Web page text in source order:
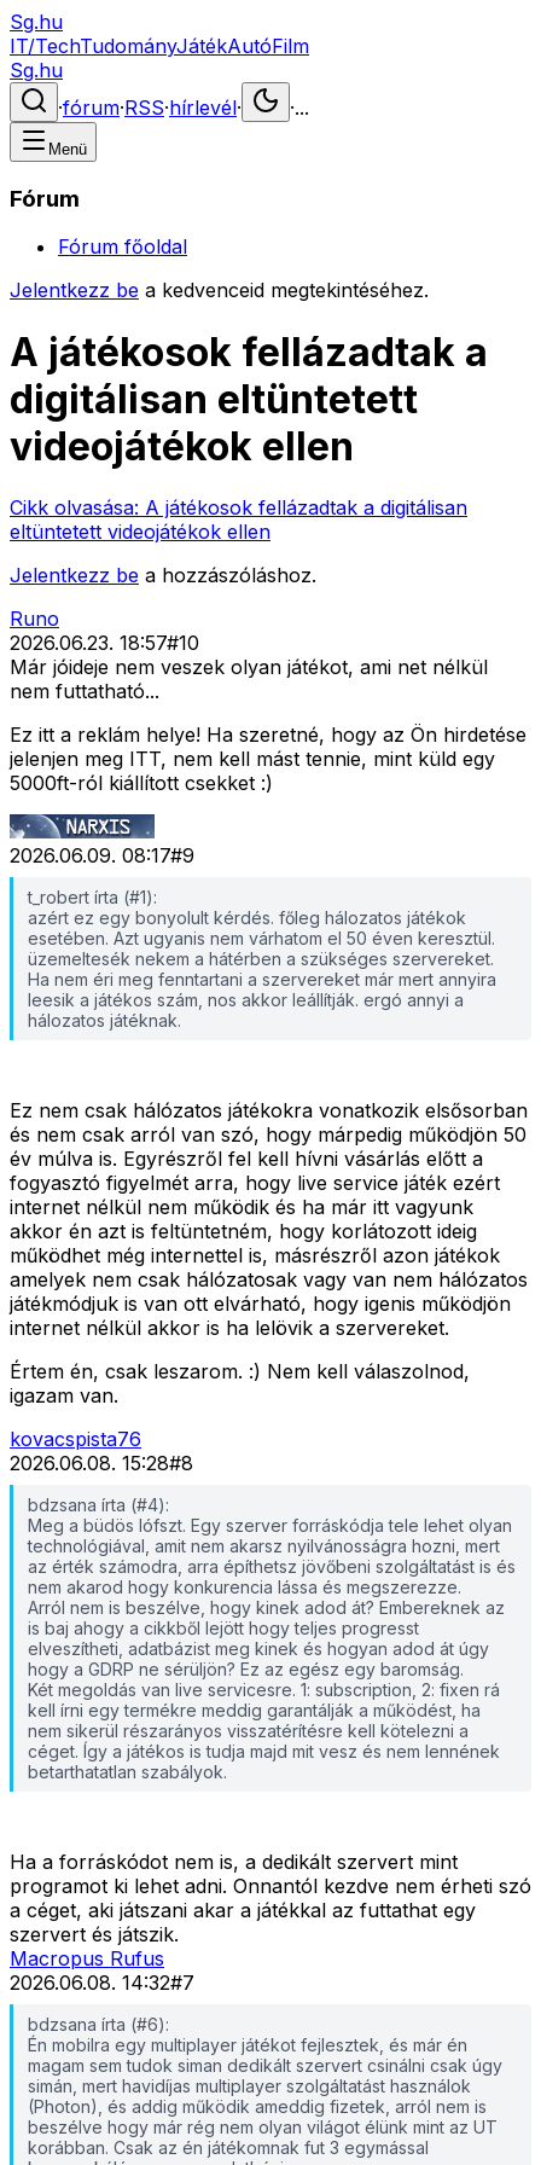
Sg.hu
IT/TechTudományJátékAutóFilm
Sg.hu
·fórum·RSS·hírlevél· ·...
Menü
Fórum
Fórum főoldal
Jelentkezz be a kedvenceid megtekintéséhez.
A játékosok fellázadtak a
digitálisan eltüntetett
videojátékok ellen
Cikk olvasása: A játékosok fellázadtak a digitálisan
eltüntetett videojátékok ellen
Jelentkezz be a hozzászóláshoz.
Runo
2026.06.23. 18:57#10
Már jóideje nem veszek olyan játékot, ami net nélkül
nem futtatható...
Ez itt a reklám helye! Ha szeretné, hogy az Ön hirdetése
jelenjen meg ITT, nem kell mást tennie, mint küld egy
5000ft-ról kiállított csekket :)
2026.06.09. 08:17#9
t_robert írta (#1):
azért ez egy bonyolult kérdés. főleg hálozatos játékok
esetében. Azt ugyanis nem várhatom el 50 éven keresztül.
üzemeltesék nekem a hátérben a szükséges szervereket.
Ha nem éri meg fenntartani a szervereket már mert annyira
leesik a játékos szám, nos akkor leállítják. ergó annyi a
hálozatos játéknak.
Ez nem csak hálózatos játékokra vonatkozik elsősorban
és nem csak arról van szó, hogy márpedig működjön 50
év múlva is. Egyrészről fel kell hívni vásárlás előtt a
fogyasztó figyelmét arra, hogy live service játék ezért
internet nélkül nem működik és ha már itt vagyunk
akkor én azt is feltüntetném, hogy korlátozott ideig
működhet még internettel is, másrészről azon játékok
amelyek nem csak hálózatosak vagy van nem hálózatos
játékmódjuk is van ott elvárható, hogy igenis működjön
internet nélkül akkor is ha lelövik a szervereket.
Értem én, csak leszarom. :) Nem kell válaszolnod,
igazam van.
kovacspista76
2026.06.08. 15:28#8
bdzsana írta (#4):
Meg a büdös lófszt. Egy szerver forráskódja tele lehet olyan
technológiával, amit nem akarsz nyilvánosságra hozni, mert
az érték számodra, arra építhetsz jövőbeni szolgáltatást is és
nem akarod hogy konkurencia lássa és megszerezze.
Arról nem is beszélve, hogy kinek adod át? Embereknek az
is baj ahogy a cikkből lejött hogy teljes progresst
elveszítheti, adatbázist meg kinek és hogyan adod át úgy
hogy a GDRP ne sérüljön? Ez az egész egy baromság.
Két megoldás van live servicesre. 1: subscription, 2: fixen rá
kell írni egy termékre meddig garantálják a működést, ha
nem sikerül részarányos visszatérítésre kell kötelezni a
céget. Így a játékos is tudja majd mit vesz és nem lennének
betarthatatlan szabályok.
Ha a forráskódot nem is, a dedikált szervert mint
programot ki lehet adni. Onnantól kezdve nem érheti szó
a céget, aki játszani akar a játékkal az futtathat egy
szervert és játszik.
Macropus Rufus
2026.06.08. 14:32#7
bdzsana írta (#6):
Én mobilra egy multiplayer játékot fejlesztek, és már én
magam sem tudok siman dedikált szervert csinálni csak úgy
simán, mert havidíjas multiplayer szolgáltatást használok
(Photon), és addig működik ameddig fizetek, arról nem is
beszélve hogy már rég nem olyan világot élünk mint az UT
korábban. Csak az én játékomnak fut 3 egymással